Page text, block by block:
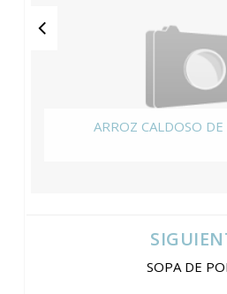
ARROZ CALDOSO
SOPA DE